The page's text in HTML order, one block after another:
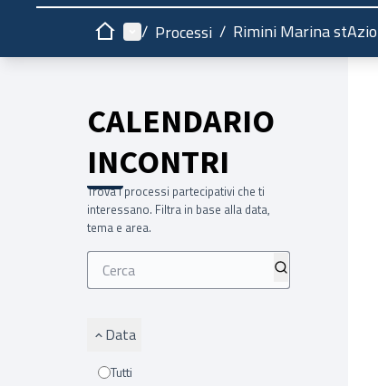
HomeMenù principale
/ Processi / Rimini Marina
CALENDARIO
INCONTRI
Trova i processi partecipativi che ti
interessano. Filtra in base alla data,
tema e area.
Data
Tutti